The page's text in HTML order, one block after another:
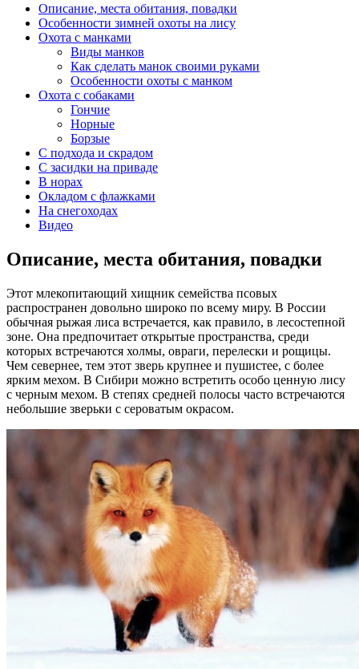
Описание, места обитания, повадки
Особенности зимней охоты на лису
Охота с манками
Виды манков
Как сделать манок своими руками
Особенности охоты с манком
Охота с собаками
Гончие
Норные
Борзые
С подхода и скрадом
С засидки на приваде
В норах
Окладом с флажками
На снегоходах
Видео
Описание, места обитания, повадки
Этот млекопитающий хищник семейства псовых
распространен довольно широко по всему миру. В России
обычная рыжая лиса встречается, как правило, в лесостепной
зоне. Она предпочитает открытые пространства, среди
которых встречаются холмы, овраги, перелески и рощицы.
Чем севернее, тем этот зверь крупнее и пушистее, с более
ярким мехом. В Сибири можно встретить особо ценную лису
с черным мехом. В степях средней полосы часто встречаются
небольшие зверьки с сероватым окрасом.